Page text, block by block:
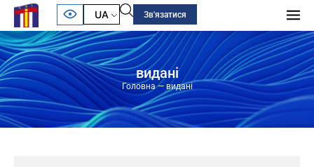
UA Зв'язатися
видані
Головна— видані